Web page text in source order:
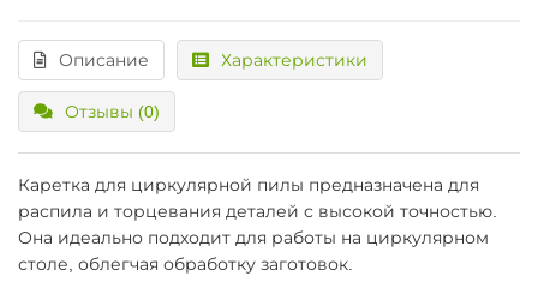
Описание Характеристики
Отзывы (0)
Каретка для циркулярной пилы предназначена для
распила и торцевания деталей с высокой точностью.
Она идеально подходит для работы на циркулярном
столе, облегчая обработку заготовок.